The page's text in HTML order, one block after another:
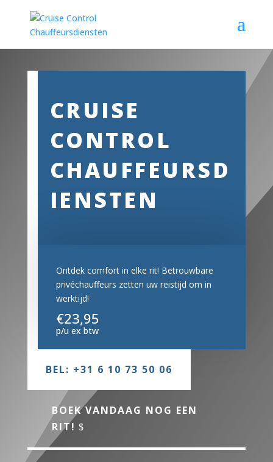
CRUISE
CONTROL
CHAUFFEURSD
IENSTEN
Ontdek comfort in elke rit! Betrouwbare
privéchauffeurs zetten uw reistijd om in
werktijd!
€23,95
p/u ex btw
BEL: +31 6 10 73 50 06
BOEK VANDAAG NOG EEN
RIT!